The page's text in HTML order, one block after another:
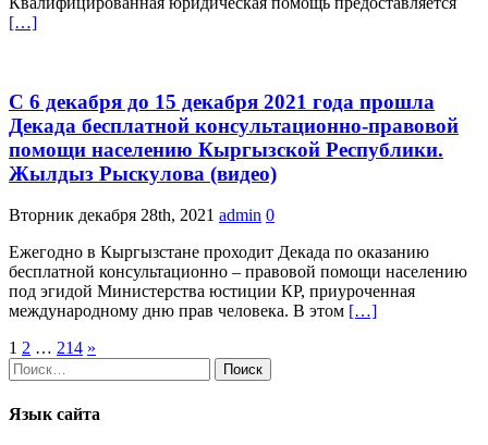
[…]
С 6 декабря до 15 декабря 2021 года прошла
Декада бесплатной консультационно-правовой
помощи населению Кыргызской Республики.
Жылдыз Рыскулова (видео)
Вторник декабря 28th, 2021 admin 0
Ежегодно в Кыргызстане проходит Декада по оказанию
бесплатной консультационно – правовой помощи населению
под эгидой Министерства юстиции КР, приуроченная
международному дню прав человека. В этом […]
Навигация
по
записям
1 2 … 214 »
Найти:
Язык сайта